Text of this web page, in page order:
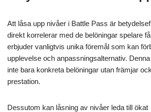
Att låsa upp nivåer i Battle Pass är
direkt korrelerar med de belöningar spelare
erbjuder vanligtvis unika föremål som kan
upplevelse och anpassningsalternativ.
inte bara konkreta belöningar utan främjar
prestation.
Dessutom kan låsning av nivåer leda till ökat